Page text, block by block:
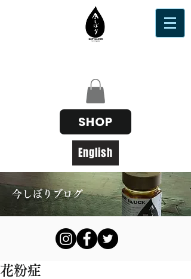
SHOP
English
今しぼりブログ
花粉症